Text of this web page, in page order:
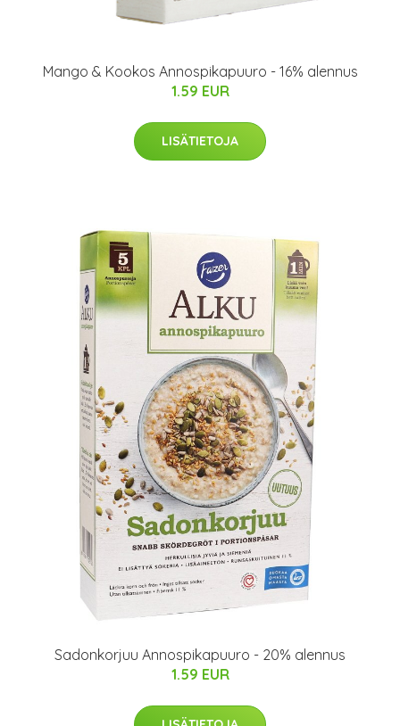
Mango & Kookos Annospikapuuro - 16% alennus
1.59 EUR
LISÄTIETOJA
Sadonkorjuu Annospikapuuro - 20% alennus
1.59 EUR